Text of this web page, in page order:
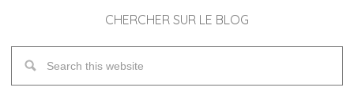
CHERCHER SUR LE BLOG